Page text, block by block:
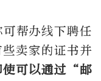
帮办线下聘任
卖家的证书并
使可以通过“邮